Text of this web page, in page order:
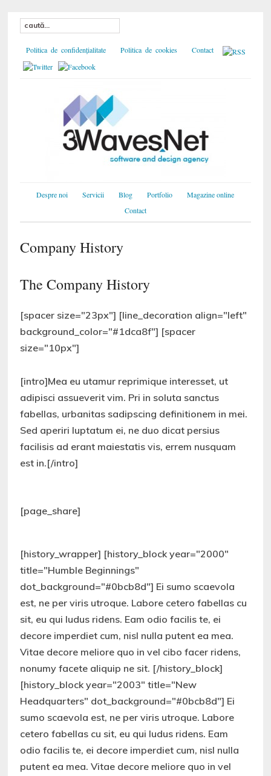
Politica de confidențialitate Politica de cookies Contact
Despre noi Servicii Blog Portfolio
Magazine online
Contact
Company History
The Company History
[spacer size="23px"] [line_decoration align="left"
background_color="#1dca8f"] [spacer
size="10px"]
[intro]Mea eu utamur reprimique interesset, ut
adipisci assueverit vim. Pri in soluta sanctus
fabellas, urbanitas sadipscing definitionem in mei.
Sed aperiri luptatum ei, ne duo dicat persius
facilisis ad erant maiestatis vis, errem nusquam
est in.[/intro]
[page_share]
[history_wrapper] [history_block year="2000"
title="Humble Beginnings"
dot_background="#0bcb8d"] Ei sumo scaevola
est, ne per viris utroque. Labore cetero fabellas cu
sit, eu qui ludus ridens. Eam odio facilis te, ei
decore imperdiet cum, nisl nulla putent ea mea.
Vitae decore meliore quo in vel cibo facer ridens,
nonumy facete aliquip ne sit. [/history_block]
[history_block year="2003" title="New
Headquarters" dot_background="#0bcb8d"] Ei
sumo scaevola est, ne per viris utroque. Labore
cetero fabellas cu sit, eu qui ludus ridens. Eam
odio facilis te, ei decore imperdiet cum, nisl nulla
putent ea mea. Vitae decore meliore quo in vel